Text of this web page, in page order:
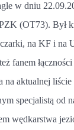
w dniu
(OT73).
na KF i na
fanem
aktualnej
specjalistą od
wędkarstwa